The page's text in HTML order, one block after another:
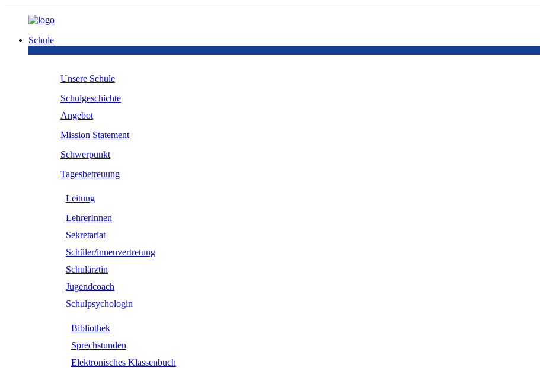
Schule
Unsere Schule
Schulgeschichte
Angebot
Mission Statement
Schwerpunkt
Tagesbetreuung
Leitung
LehrerInnen
Sekretariat
Schüler/innenvertretung
Schulärztin
Jugendcoach
Schulpsychologin
Bibliothek
Sprechstunden
Elektronisches Klassenbuch